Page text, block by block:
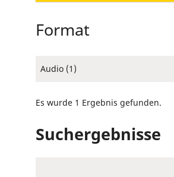
Format
Audio (1)
Es wurde 1 Ergebnis gefunden.
Suchergebnisse